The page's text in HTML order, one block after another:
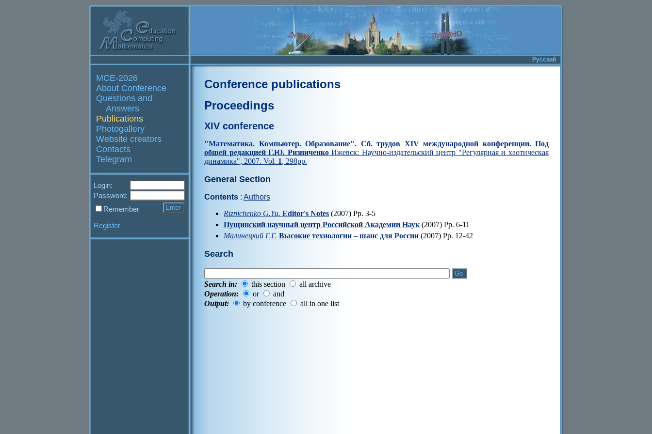
Русский
MCE-2026
About Conference
Questions and
Answers
Publications
Photogallery
Website creators
Contacts
Telegram
Login:
Password:
Remember
Register
Conference publications
Proceedings
XIV conference
"Математика. Компьютер. Образование". Cб. трудов XIV международной конференции. Под
общей редакцией Г.Ю. РизниченкоИжевск: Научно-издательский центр "Регулярная и хаотическая
динамика", 2007. Vol. 1, 298pp.
General Section
Contents : Authors
Riznichenko G.Yu. Editor's Notes (2007) Pp. 3-5
Пущинский научный центр Российской Академии Наук(2007) Pp. 6-11
Малинецкий Г.Г. Высокие технологии – шанс для России (2007) Pp. 12-42
Search
Search in: this section
all archive
Operation:
or
and
Output:
by conference all in one list